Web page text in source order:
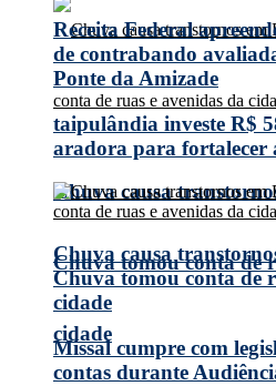
Chuva causa
Chuva tomou conta de
cidade
Receita Federal
de contrabando
Ponte da Amizade
taipulândia investe R$
aradora para fortalecer
Chuva causa
Chuva tomou conta de
cidade
Missal cumpre com
contas durante